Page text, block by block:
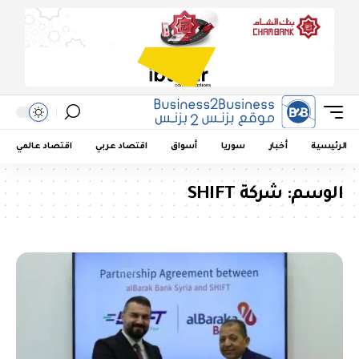
الرئيسية أخبار سوريا أسواق اقتصاد عربي اقتصاد عالمي
الوسم:شركة SHIFT